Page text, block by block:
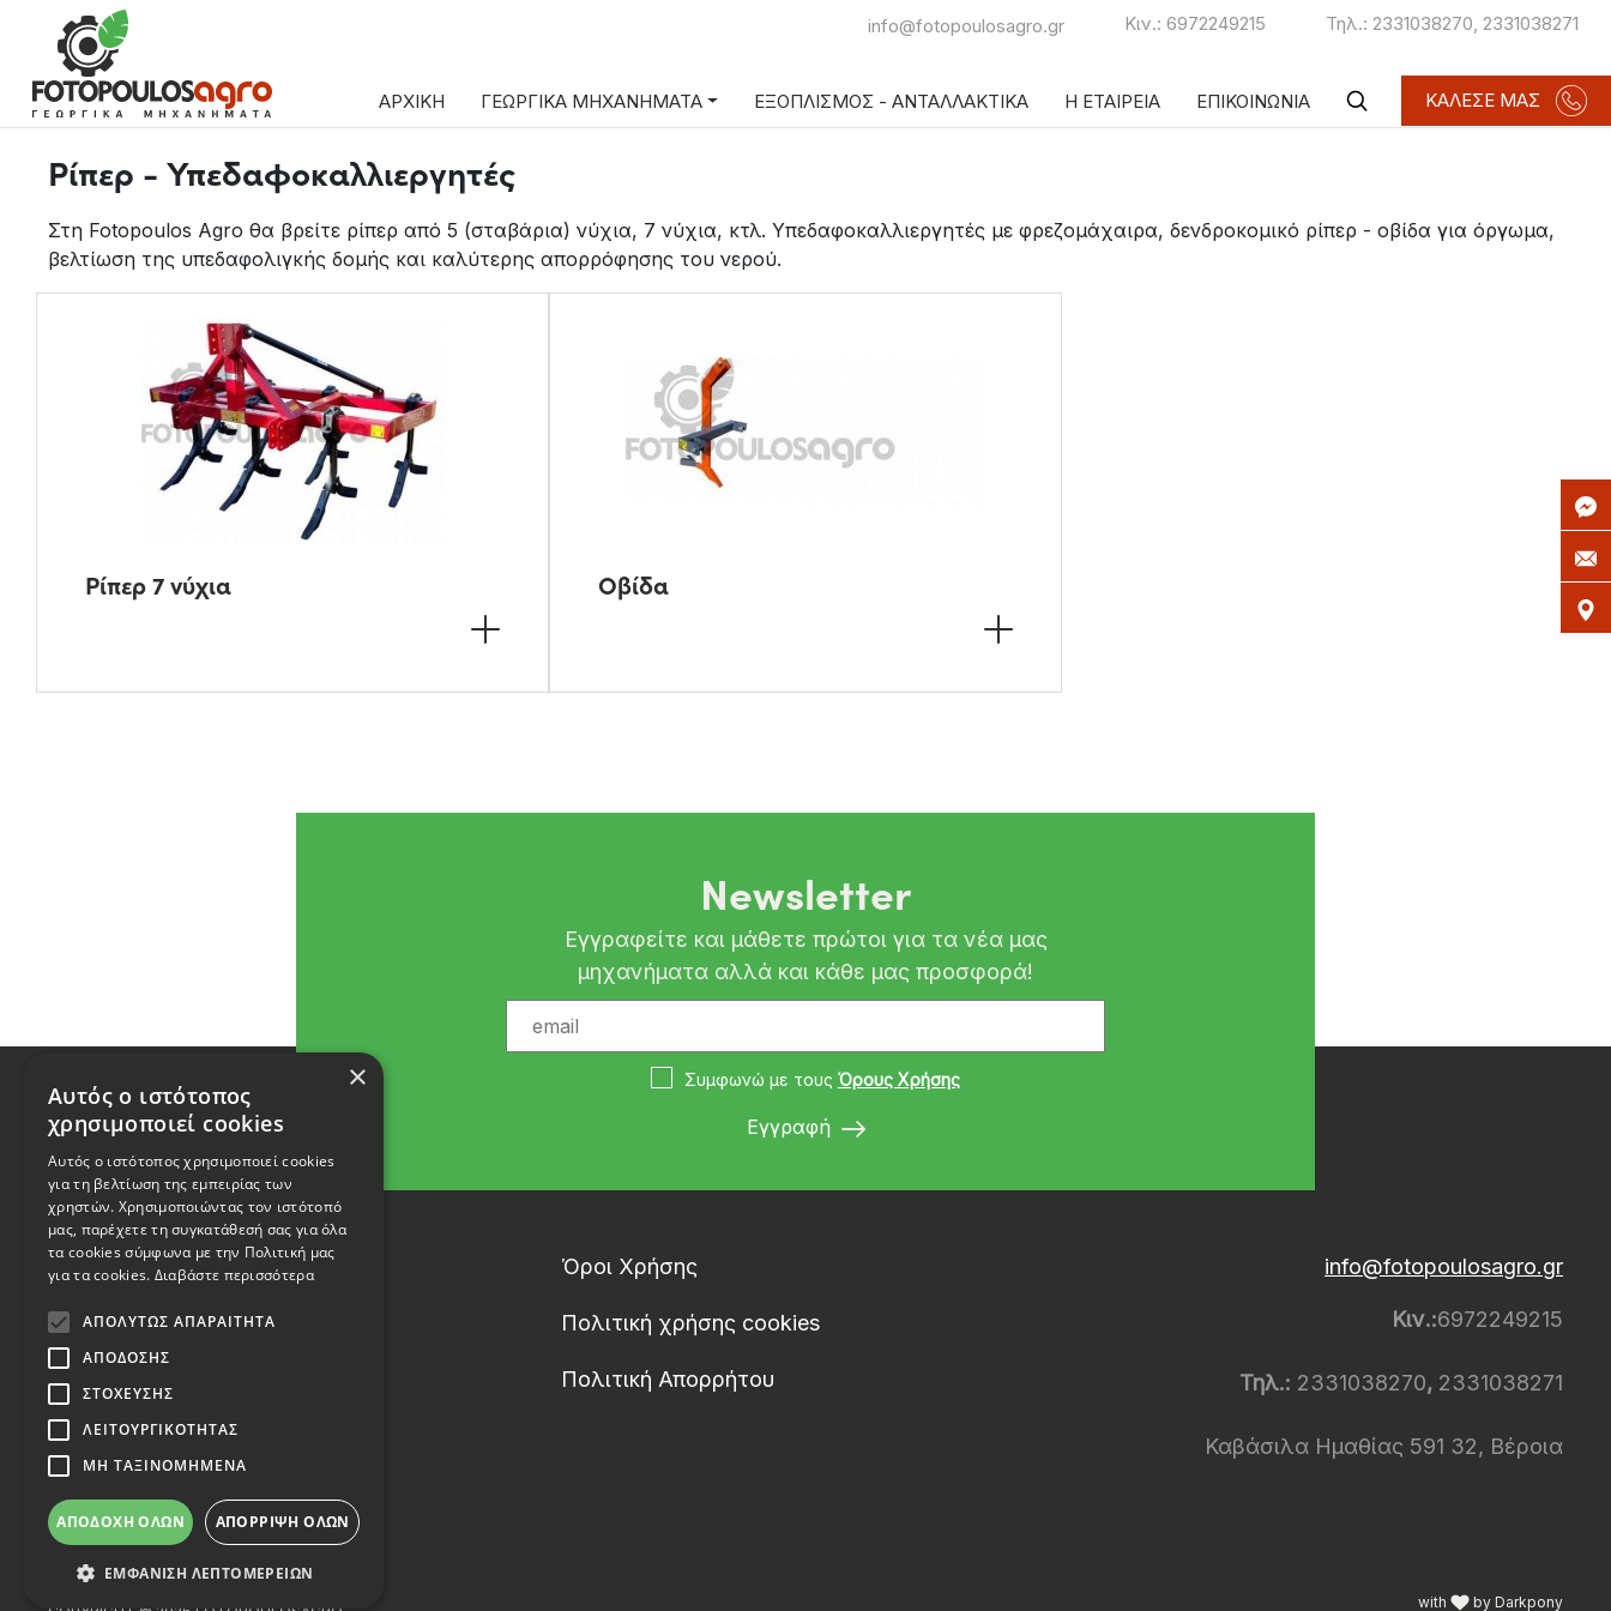
info@fotopoulosagro.gr Κιν.:6972249215 Τηλ.:2331038270,2331038271
ΑΡΧΙΚΗ ΓΕΩΡΓΙΚΑ ΜΗΧΑΝΗΜΑΤΑ ΕΞΟΠΛΙΣΜΟΣ - ΑΝΤΑΛΛΑΚΤΙΚΑ Η ΕΤΑΙΡΕΙΑ ΕΠΙΚΟΙΝΩΝΙΑ ΚΑΛΕΣΕ ΜΑΣ
Ρίπερ - Υπεδαφοκαλλιεργητές
Στη Fotopoulos Agro θα βρείτε ρίπερ από 5 (σταβάρια) νύχια, 7 νύχια, κτλ. Υπεδαφοκαλλιεργητές με φρεζομάχαιρα, δενδροκομικό ρίπερ - οβίδα για όργωμα,
βελτίωση της υπεδαφολιγκής δομής και καλύτερης απορρόφησης του νερού.
Ρίπερ 7 νύχια Οβίδα
Newsletter
Εγγραφείτε και μάθετε πρώτοι για τα νέα μας
μηχανήματα αλλά και κάθε μας προσφορά!
Συμφωνώ με τους Όρους Χρήσης
Εγγραφή
Όροι Χρήσης
Πολιτική χρήσης cookies
Πολιτική Απορρήτου
info@fotopoulosagro.gr
Κιν.:6972249215
Τηλ.: 2331038270, 2331038271
Καβάσιλα Ημαθίας 591 32, Βέροια
with by Darkpony
×
Αυτός ο ιστότοπος
χρησιμοποιεί cookies
Αυτός ο ιστότοπος χρησιμοποιεί cookies
για τη βελτίωση της εμπειρίας των
χρηστών. Χρησιμοποιώντας τον ιστότοπό
μας, παρέχετε τη συγκατάθεσή σας για όλα
τα cookies σύμφωνα με την Πολιτική μας
για τα cookies. Διαβάστε περισσότερα
ΑΠΟΛΎΤΩΣ ΑΠΑΡΑΊΤΗΤΑ
ΑΠΌΔΟΣΗΣ
ΣΤΌΧΕΥΣΗΣ
ΛΕΙΤΟΥΡΓΙΚΌΤΗΤΑΣ
ΜΗ ΤΑΞΙΝΟΜΗΜΈΝΑ
ΑΠΟΔΟΧΉ ΌΛΩΝ ΑΠΌΡΡΙΨΗ ΌΛΩΝ
ΕΜΦΆΝΙΣΗ ΛΕΠΤΟΜΕΡΕΙΏΝ